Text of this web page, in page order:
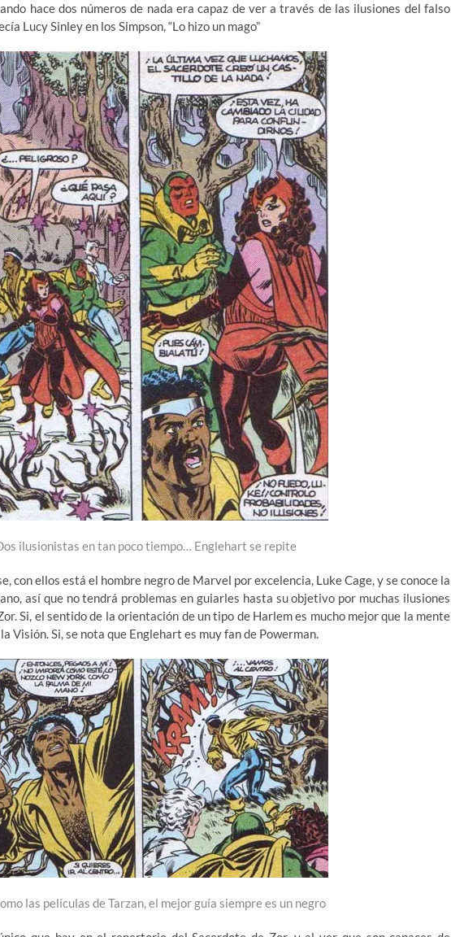
hace dos números de nada era capaz de ver a través de las ilusiones del falso
Lucy Sinley en los Simpson, “Lo hizo un mago”
ilusionistas en tan poco tiempo… Englehart se repite
con ellos está el hombre negro de Marvel por excelencia, Luke Cage, y se conoce la
así que no tendrá problemas en guiarles hasta su objetivo por muchas ilusiones
Si, el sentido de la orientación de un tipo de Harlem es mucho mejor que la mente
Visión. Si, se nota que Englehart es muy fan de Powerman.
las películas de Tarzan, el mejor guía siempre es un negro